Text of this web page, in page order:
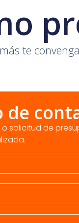
te
de
solicitud de